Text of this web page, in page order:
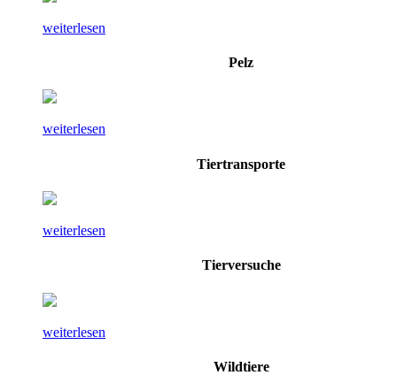
weiterlesen
Pelz
weiterlesen
Tiertransporte
weiterlesen
Tierversuche
weiterlesen
Wildtiere